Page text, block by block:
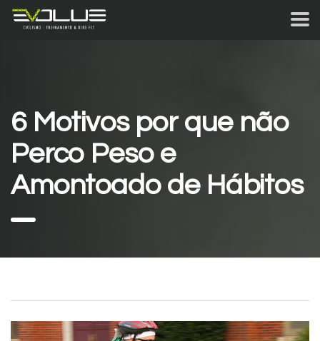
6 Motivos por que não
Perco Peso e
Amontoado de Hábitos